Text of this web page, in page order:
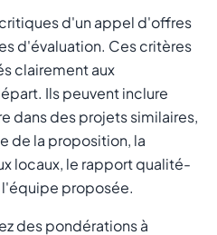
d'un appel d'offres
d'évaluation. Ces critères
clairement aux
Ils peuvent inclure
dans des projets similaires,
de la proposition, la
locaux, le rapport qualité-
proposée.
des pondérations à